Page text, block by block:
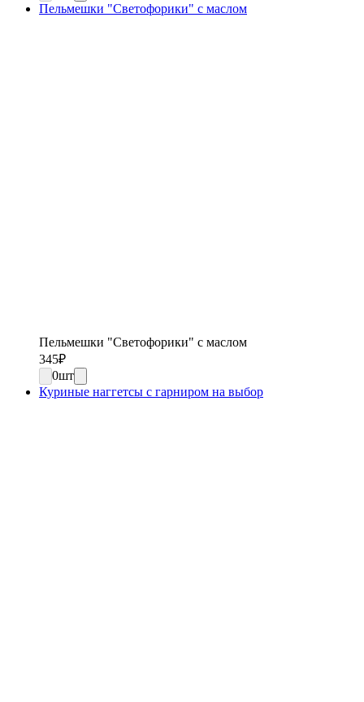
Пельмешки "Светофорики" с маслом
Пельмешки "Светофорики" с маслом
345₽
0шт
Куриные наггетсы с гарниром на выбор